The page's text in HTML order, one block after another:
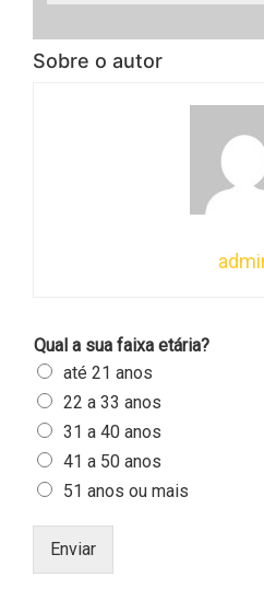
Sobre o autor
Qual a sua faixa etária?
até 21 anos
22 a 33 anos
31 a 40 anos
41 a 50 anos
51 anos ou mais
Enviar